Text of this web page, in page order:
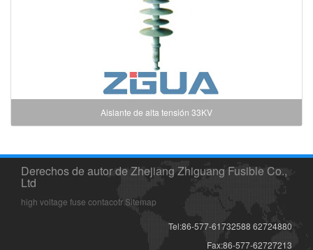
Aislante de alta tensión 33KV
Derechos de autor de Zhejiang Zhiguang Fusible Co.,
Ltd
high voltage fuse contacotr Sitemap
Tel:86-577-61732588 62724880
Fax:86-577-62727213